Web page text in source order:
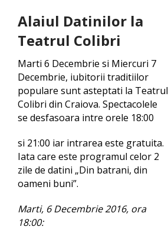
Alaiul Datinilor la
Teatrul Colibri
Marti 6 Decembrie si Miercuri 7
Decembrie, iubitorii traditiilor
populare sunt asteptati la Teatrul
Colibri din Craiova. Spectacolele
se desfasoara intre orele 18:00
si 21:00 iar intrarea este gratuita.
Iata care este programul celor 2
zile de datini „Din batrani, din
oameni buni”.
Marti, 6 Decembrie 2016, ora
18:00: